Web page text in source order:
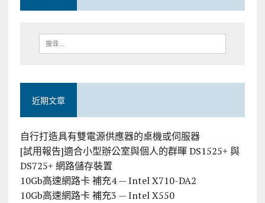
近期文章
自行打造具有雙電源供應器的桌機或伺服器
[試用報告]適合小型辦公室與個人的群暉 DS1525+ 與
DS725+ 網路儲存裝置
10Gb高速網路卡 補充4 — Intel X710-DA2
10Gb高速網路卡 補充3 — Intel X550